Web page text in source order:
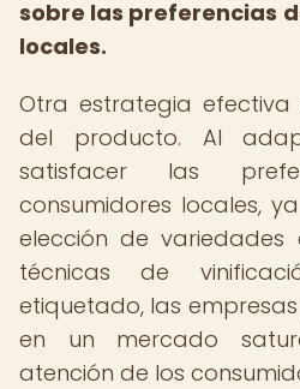
sobre las preferencias
locales.
Otra estrategia efectiva
del producto. Al
satisfacer las
consumidores locales,
elección de variedades
técnicas de
etiquetado, las
en un mercado
atención de los